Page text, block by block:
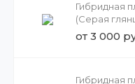
Гибридная
(Серая
от 3 000
Гибридная